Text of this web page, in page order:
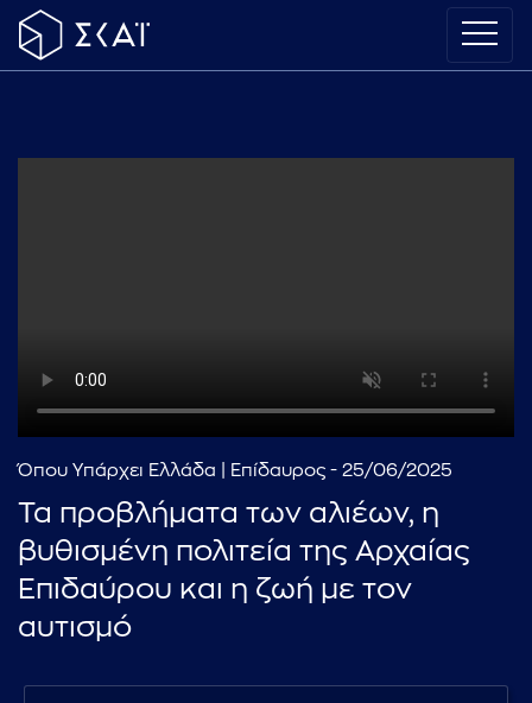
Όπου Υπάρχει Ελλάδα | Επίδαυρος - 25/06/2025
Τα προβλήματα των αλιέων, η
βυθισμένη πολιτεία της Αρχαίας
Επιδαύρου και η ζωή με τον
αυτισμό